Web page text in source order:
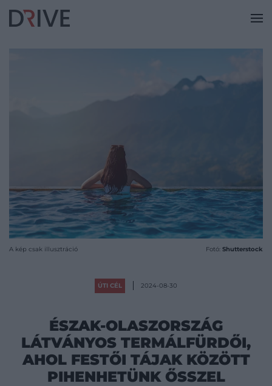
A kép csak illusztráció Fotó: Shutterstock
ÚTI CÉL 2024-08-30
ÉSZAK-OLASZORSZÁG
LÁTVÁNYOS TERMÁLFÜRDŐI,
AHOL FESTŐI TÁJAK KÖZÖTT
PIHENHETÜNK ŐSSZEL